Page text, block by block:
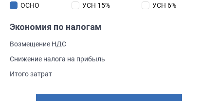
ОСНО УСН 15% УСН 6%
Экономия по налогам
Возмещение НДС
Снижение налога на прибыль
Итого затрат